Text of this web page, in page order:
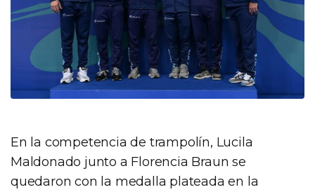
En la competencia de trampolín, Lucila
Maldonado junto a Florencia Braun se
quedaron con la medalla plateada en la